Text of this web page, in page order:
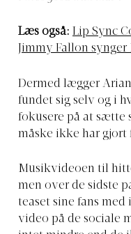
Læs også: Lip Sync
Jimmy Fallon synger
Dermed lægger
fundet sig selv og i
fokusere på at sætte
måske ikke har gjort
Musikvideoen til
men over de sidste
teaset sine fans
video på de sociale